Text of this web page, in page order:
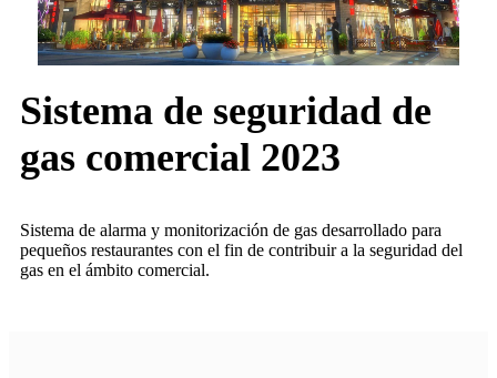
Sistema de seguridad de
gas comercial 2023
Sistema de alarma y monitorización de gas desarrollado para
pequeños restaurantes con el fin de contribuir a la seguridad del
gas en el ámbito comercial.